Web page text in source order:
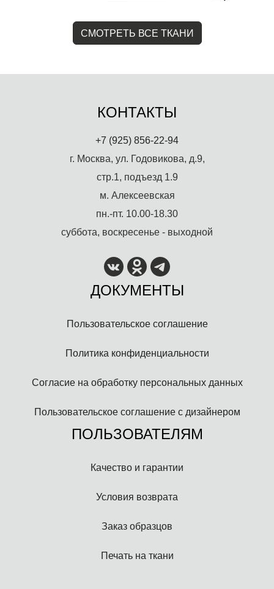
СМОТРЕТЬ ВСЕ ТКАНИ
КОНТАКТЫ
+7 (925) 856-22-94
г. Москва, ул. Годовикова, д.9,
стр.1, подъезд 1.9
м. Алексеевская
пн.-пт. 10.00-18.30
суббота, воскресенье - выходной
ДОКУМЕНТЫ
Пользовательское соглашение
Политика конфиденциальности
Согласие на обработку персональных данных
Пользовательское соглашение с дизайнером
ПОЛЬЗОВАТЕЛЯМ
Качество и гарантии
Условия возврата
Заказ образцов
Печать на ткани